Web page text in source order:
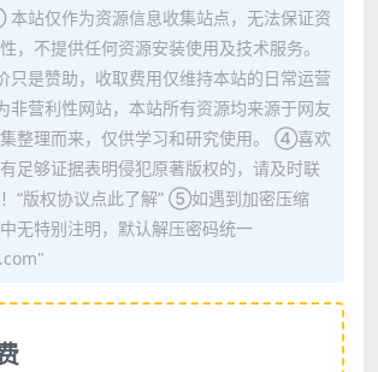
站仅作为资源信息收集站点，无法保证资
，不提供任何资源安装使用及技术服务。
是赞助，收取费用仅维持本站的日常运营
营利性网站，本站所有资源均来源于网友
整理而来，仅供学习和研究使用。 ④喜欢
足够证据表明侵犯原著版权的，请及时联
“版权协议点此了解” ⑤如遇到加密压缩
无特别注明，默认解压密码统一